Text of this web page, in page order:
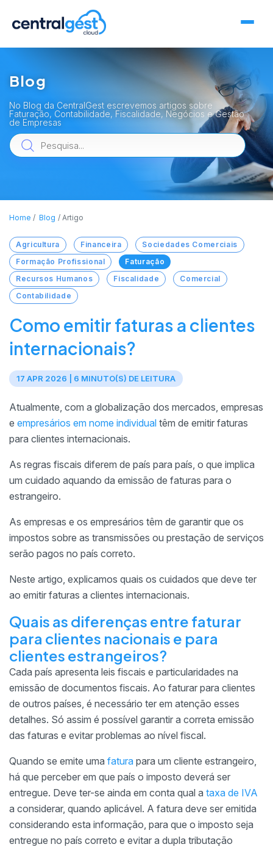
Blog
No Blog da CentralGest escrevemos artigos sobre
Faturação, Contabilidade, Fiscalidade, Negócios e Gestão
de Empresas
Home Blog Artigo
Agricultura Financeira
Sociedades Comerciais
Formação Profissional
Faturação
Recursos Humanos
Fiscalidade
Comercial
Contabilidade
Como emitir faturas a clientes
internacionais?
17 APR 2026 | 6 MINUTO(S) DE LEITURA
Atualmente, com a globalização dos mercados, empresas
e empresários em nome individual têm de emitir faturas
para clientes internacionais.
As regras fiscais diferem de país para país, o que implica
um cuidado aquando da emissão de faturas para o
estrangeiro.
As empresas e os empresários têm de garantir que os
impostos sobre as transmissões ou prestação de serviços
serão pagos no país correto.
Neste artigo, explicamos quais os cuidados que deve ter
ao emitir faturas a clientes internacionais.
Quais as diferenças entre faturar
para clientes nacionais e para
clientes estrangeiros?
Cada país apresenta leis fiscais e particularidades na
emissão de documentos fiscais. Ao faturar para clientes
de outros países, é necessário ter em atenção esses
detalhes. Só assim é possível garantir a correta emissão
das faturas e evitar problemas ao nível fiscal.
Quando se emite uma fatura para um cliente estrangeiro,
há que perceber em que país o imposto deverá ser
entregue. Deve ter-se ainda em conta qual a taxa de IVA
a considerar, quando aplicável. A fatura deve ser emitida
considerando esta informação, para que o imposto seja
entregue no país correto e evitar a dupla tributação